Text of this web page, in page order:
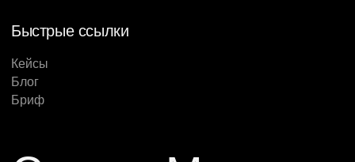
Быстрые ссылки
Кейсы
Блог
Бриф